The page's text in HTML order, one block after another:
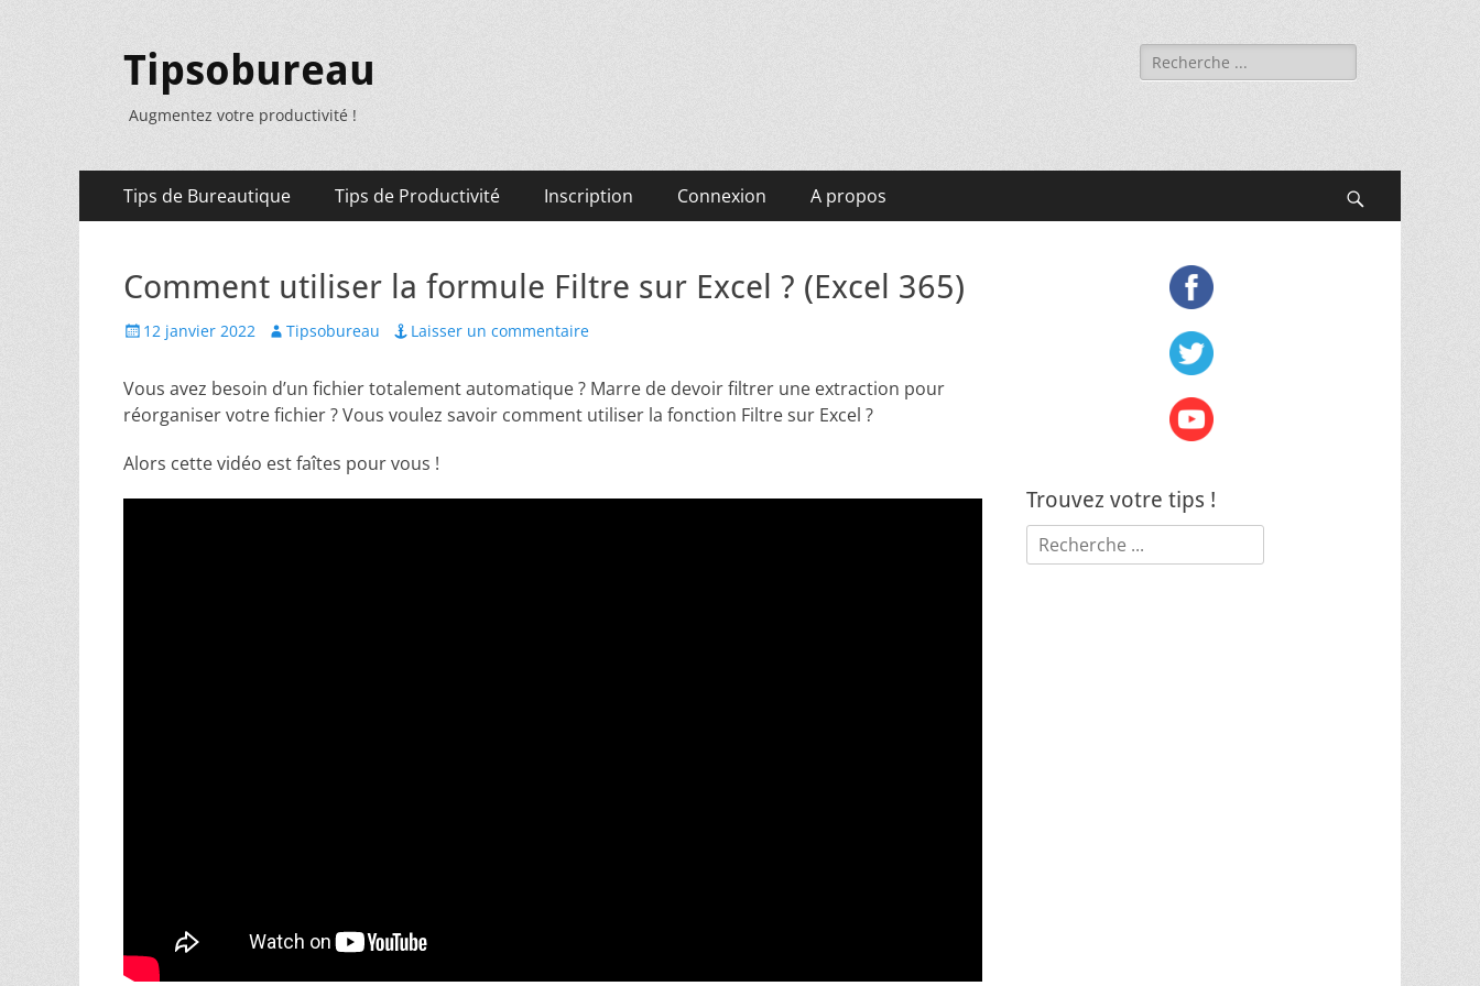
Tipsobureau
Augmentez votre productivité !
Rechercher :
Menu
principal
Aller
Tips de Bureautique Tips de Productivité Inscription Connexion A propos
Comment utiliser la formule Filtre sur Excel ? (Excel 365)
Posted
12 janvier 2022 Author
Tipsobureau Laisser un commentaire
Vous avez besoin d’un fichier totalement automatique ? Marre de devoir filtrer une extraction pour
réorganiser votre fichier ? Vous voulez savoir comment utiliser la fonction Filtre sur Excel ?
Alors cette vidéo est faîtes pour vous !
Trouvez votre tips !
Rechercher :